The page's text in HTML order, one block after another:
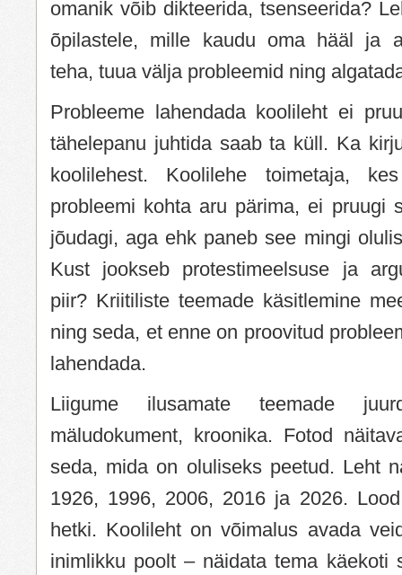
omanik võib dikteerida, tsenseerida?
õpilastele, mille kaudu oma hääl ja
teha, tuua välja probleemid ning
Probleeme lahendada koolileht ei
tähelepanu juhtida saab ta küll. Ka
koolilehest. Koolilehe toimetaja,
probleemi kohta aru pärima, ei pruugi
jõudagi, aga ehk paneb see mingi
Kust jookseb protestimeelsuse ja
piir? Kriitiliste teemade käsitlemine
ning seda, et enne on proovitud
lahendada.
Liigume ilusamate teemade
mäludokument, kroonika. Fotod
seda, mida on oluliseks peetud. Leht
1926, 1996, 2006, 2016 ja 2026.
hetki. Koolileht on võimalus avada
inimlikku poolt – näidata tema käekoti